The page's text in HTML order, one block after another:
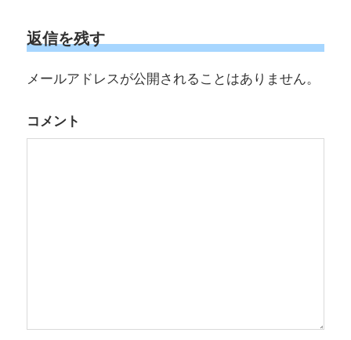
ビ
ゲ
ー
シ
返信を残す
メールアドレスが公開されることはありません。
コメント